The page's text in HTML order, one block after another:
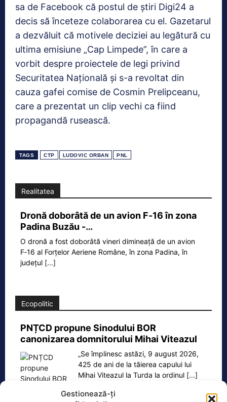
Gestionează-ți
sa de Facebook că postul de ştiri Digi24 a
decis să înceteze colaborarea cu el. Gazetarul
a dezvăluit că motivele deciziei au legătură cu
ultima emisiune „Cap Limpede”, în care a
vorbit despre proiectele de legi privind
Securitatea Naţională şi s-a revoltat din
cauza gafei comise de Cosmin Prelipceanu,
care a prezentat un clip vechi ca fiind
propagandă rusească.
TAGS CTP LUDOVIC ORBAN PNL
Realitatea
Dronă doborâtă de un avion F‑16 în zona
Padina Buzău -…
O dronă a fost doborâtă vineri dimineață de un avion
F‑16 al Forțelor Aeriene Române, în zona Padina, în
județul [...]
Ecopolitic
PNȚCD propune Sinodului BOR
canonizarea domnitorului Mihai Viteazul
„Se împlinesc astăzi, 9 august 2026,
425 de ani de la tăierea capului lui
Mihai Viteazul la Turda la ordinul [...]